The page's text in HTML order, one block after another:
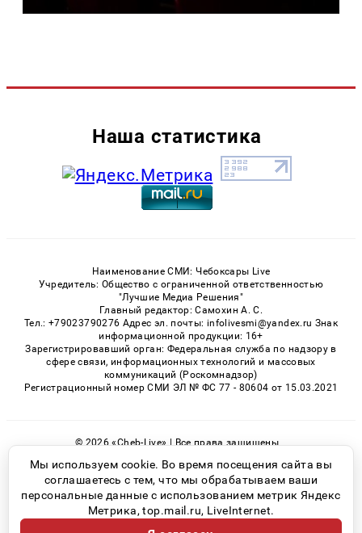
Наша статистика
Наименование СМИ: Чебоксары Live
Учредитель: Общество с ограниченной ответственностью
"Лучшие Медиа Решения"
Главный редактор: Самохин А. С.
Тел.: +79023790276 Адрес эл. почты: infolivesmi@yandex.ru Знак
информационной продукции: 16+
Зарегистрировавший орган: Федеральная служба по надзору в
сфере связи, информационных технологий и массовых
коммуникаций (Роскомнадзор)
Регистрационный номер СМИ ЭЛ № ФС 77 - 80604 от 15.03.2021
© 2026 «Cheb-Live» | Все права защищены
Возрастная категория сайта 16+
Политика конфиденциальности
Мы используем cookie. Во время посещения сайта вы
соглашаетесь с тем, что мы обрабатываем ваши
персональные данные с использованием метрик Яндекс
Метрика, top.mail.ru, LiveInternet.